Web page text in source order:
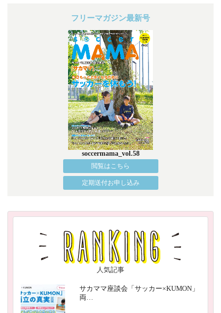
フリーマガジン最新号
soccermama_vol.58
閲覧はこちら
定期送付お申し込み
人気記事
サカママ座談会「サッカー×KUMON」
両…